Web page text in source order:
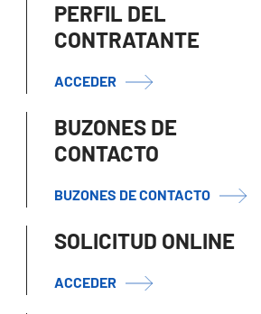
PERFIL DEL
CONTRATANTE
ACCEDER
BUZONES DE
CONTACTO
BUZONES DE CONTACTO
SOLICITUD ONLINE
ACCEDER